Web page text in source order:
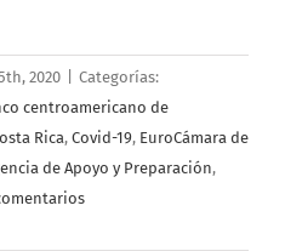
2020
Categorías:
centroamericano de
Rica, Covid-19, EuroCámara de
de Apoyo y Preparación,